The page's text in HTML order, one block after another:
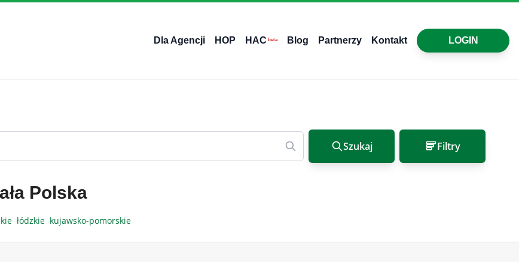
Dla Agencji HOP HAC beta Blog Partnerzy Kontakt LOGIN
Szukaj Filtry
Polska
łódzkie kujawsko-pomorskie